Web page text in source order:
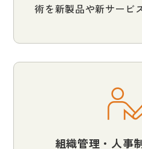
術を新製品や新サービ
組織管理・人事